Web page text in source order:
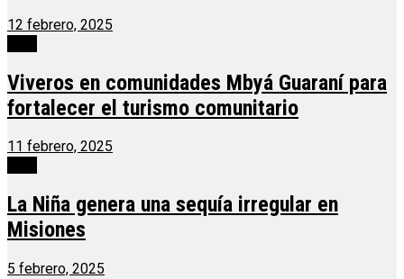
12 febrero, 2025
Viveros en comunidades Mbyá Guaraní para
fortalecer el turismo comunitario
11 febrero, 2025
La Niña genera una sequía irregular en
Misiones
5 febrero, 2025